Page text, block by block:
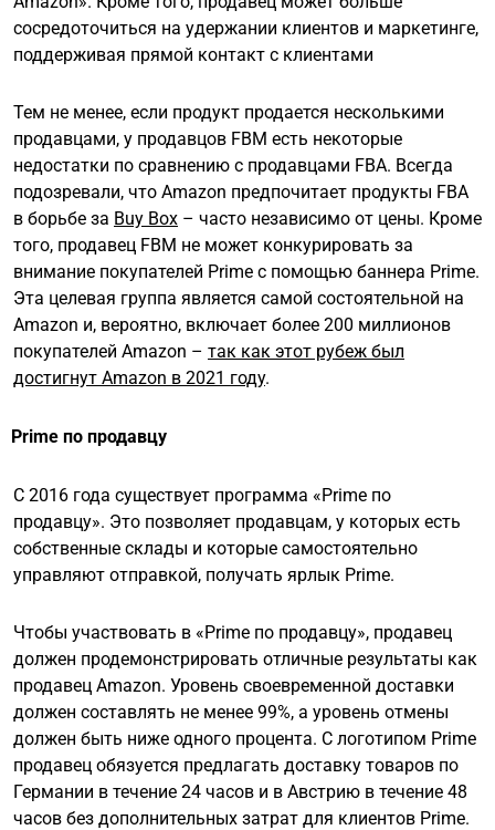
сосредоточиться на удержании клиентов и маркетинге,
поддерживая прямой контакт с клиентами
Тем не менее, если продукт продается несколькими
продавцами, у продавцов FBM есть некоторые
недостатки по сравнению с продавцами FBA. Всегда
подозревали, что Amazon предпочитает продукты FBA
в борьбе за Buy Box – часто независимо от цены. Кроме
того, продавец FBM не может конкурировать за
внимание покупателей Prime с помощью баннера Prime.
Эта целевая группа является самой состоятельной на
Amazon и, вероятно, включает более 200 миллионов
покупателей Amazon – так как этот рубеж был
достигнут Amazon в 2021 году.
Prime по продавцу
С 2016 года существует программа «Prime по
продавцу». Это позволяет продавцам, у которых есть
собственные склады и которые самостоятельно
управляют отправкой, получать ярлык Prime.
Чтобы участвовать в «Prime по продавцу», продавец
должен продемонстрировать отличные результаты как
продавец Amazon. Уровень своевременной доставки
должен составлять не менее 99%, а уровень отмены
должен быть ниже одного процента. С логотипом Prime
продавец обязуется предлагать доставку товаров по
Германии в течение 24 часов и в Австрию в течение 48
часов без дополнительных затрат для клиентов Prime.